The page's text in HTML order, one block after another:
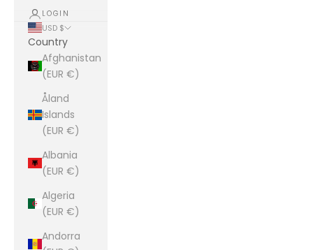
LOGIN
USD $
Country
Afghanistan
(EUR €)
Åland
Islands
(EUR €)
Albania
(EUR €)
Algeria
(EUR €)
Andorra